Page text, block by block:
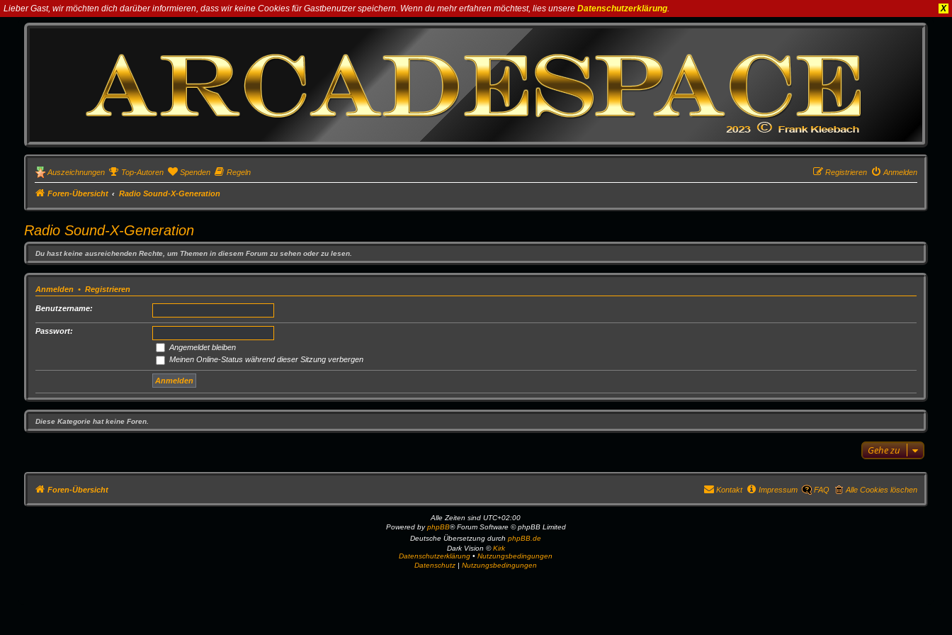
Lieber Gast, wir möchten dich darüber informieren, dass wir keine Cookies für Gastbenutzer speichern. Wenn du mehr erfahren möchtest, lies unsere Datenschutzerklärung. X
Auszeichnungen Top-Autoren Spenden Regeln Anmelden
Registrieren
Foren-Übersicht Radio Sound-X-Generation
Radio Sound-X-Generation
Du hast keine ausreichenden Rechte, um Themen in diesem Forum zu sehen oder zu lesen.
Anmelden• Registrieren
Benutzername:
Passwort:
Angemeldet bleiben
Meinen Online-Status während dieser Sitzung verbergen
Diese Kategorie hat keine Foren.
Gehe zu
Foren-Übersicht Alle Cookies löschen
FAQ
Impressum
Kontakt
Alle Zeiten sindUTC+02:00
Powered byphpBB® Forum Software © phpBB Limited
Deutsche Übersetzung durchphpBB.de
Dark Vision ©Kirk
Datenschutzerklärung •Nutzungsbedingungen
Datenschutz |Nutzungsbedingungen